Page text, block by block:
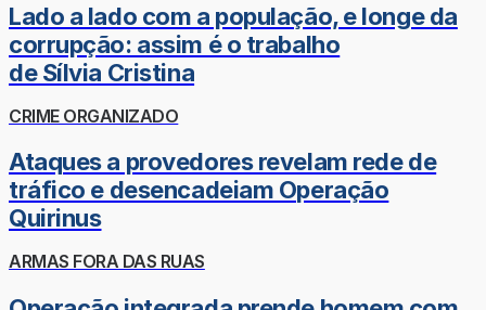
Lado a lado com a população, e longe da
corrupção: assim é o trabalho
de Sílvia Cristina
CRIME ORGANIZADO
Ataques a provedores revelam rede de
tráfico e desencadeiam Operação
Quirinus
ARMAS FORA DAS RUAS